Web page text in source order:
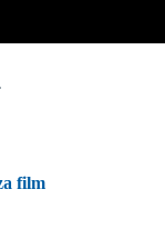
film